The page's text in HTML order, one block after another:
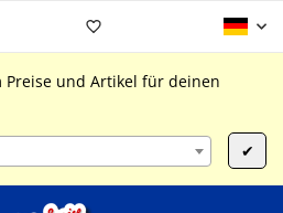
leer
und Artikel für deinen
✔